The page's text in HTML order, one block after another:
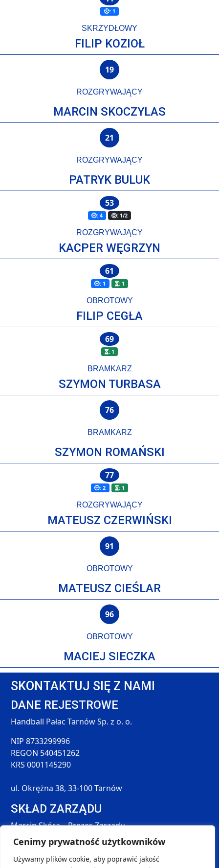
Cenimy prywatność użytkowników
Używamy plików cookie, aby poprawić jakość
: 1
SKRZYDŁOWY
FILIP KOZIOŁ
19
ROZGRYWAJĄCY
MARCIN SKOCZYLAS
21
ROZGRYWAJĄCY
PATRYK BULUK
53
: 4 : 1/2
ROZGRYWAJĄCY
KACPER WĘGRZYN
61
: 1 : 1
OBROTOWY
FILIP CEGŁA
69
: 1
BRAMKARZ
SZYMON TURBASA
76
BRAMKARZ
SZYMON ROMAŃSKI
77
: 2 : 1
ROZGRYWAJĄCY
MATEUSZ CZERWIŃSKI
91
OBROTOWY
MATEUSZ CIEŚLAR
96
OBROTOWY
MACIEJ SIECZKA
SKONTAKTUJ SIĘ Z NAMI
DANE REJESTROWE
Handball Pałac Tarnów Sp. z o. o.
NIP 8733299996
REGON 540451262
KRS 0001145290
ul. Okrężna 38, 33-100 Tarnów
SKŁAD ZARZĄDU
Marcin Skóra – Prezes Zarządu
Maciej Hołda – Członek Zarządu
Tomasz Śmieszek – Członek Zarządu